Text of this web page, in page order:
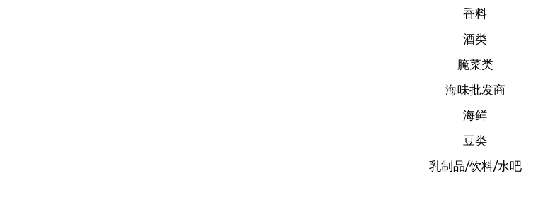
香料
酒类
腌菜类
海味批发商
海鲜
豆类
乳制品/饮料/水吧